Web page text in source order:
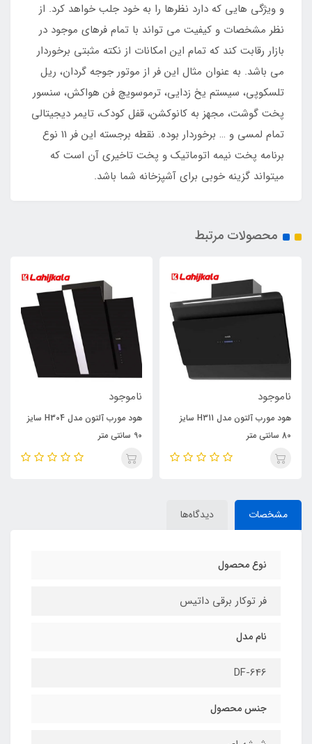
و ویژگی هایی که دارد نظرها را به خود جلب خواهد کرد. از
نظر مشخصات و کیفیت می تواند با تمام فرهای موجود در
بازار رقابت کند که تمام این امکانات از نکته مثبتی برخوردار
می باشد. به عنوان مثال این فر از موتور جوجه گردان، ریل
تلسکوپی، سیستم یخ زدایی، ترموسویچ فن هواکش، سنسور
پخت گوشت، مجهز به کانوکشن، قفل کودک، تایمر دیجیتالی
تمام لمسی و … برخوردار بوده. نقطه برجسته این فر 11 نوع
برنامه پخت نیمه اتوماتیک و پخت تاخیری آن است که
میتواند گزینه خوبی برای آشپزخانه شما باشد.
محصولات مرتبط
ناموجود
هود مورب آلتون مدل H311 سایز
80 سانتی متر
ناموجود
هود مورب آلتون مدل H304 سایز
90 سانتی متر
مشخصات دیدگاه‌ها
نوع محصول
فر توکار برقی داتیس
نام مدل
DF-646
جنس محصول